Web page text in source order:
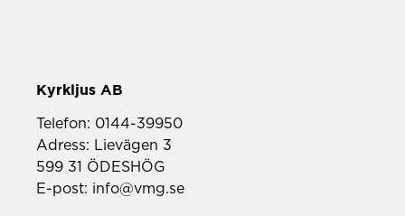
Telefon: 0144-39950
Adress: Lievägen 3
599 31 ÖDESHÖG
E-post: info@vmg.se